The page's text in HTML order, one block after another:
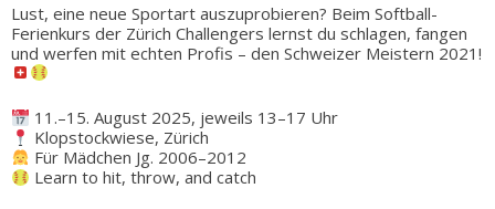
Lust, eine neue Sportart auszuprobieren? Beim Softball-
Ferienkurs der Zürich Challengers lernst du schlagen, fangen
und werfen mit echten Profis – den Schweizer Meistern 2021!
11.–15. August 2025, jeweils 13–17 Uhr
Klopstockwiese, Zürich
Für Mädchen Jg. 2006–2012
Learn to hit, throw, and catch